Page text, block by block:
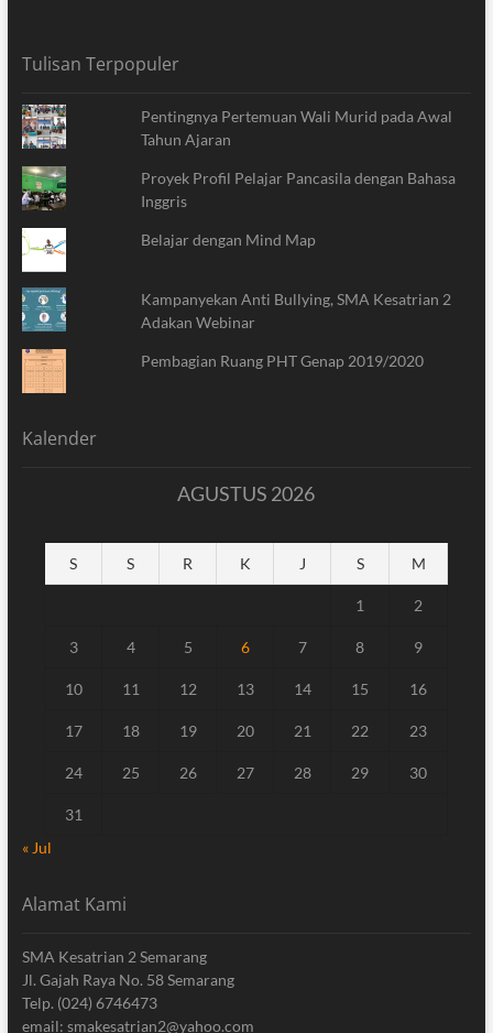
Tulisan Terpopuler
Pentingnya Pertemuan Wali Murid pada Awal
Tahun Ajaran
Proyek Profil Pelajar Pancasila dengan Bahasa
Inggris
Belajar dengan Mind Map
Kampanyekan Anti Bullying, SMA Kesatrian 2
Adakan Webinar
Pembagian Ruang PHT Genap 2019/2020
Kalender
AGUSTUS 2026
S S R K J S M
1 2
3 4 5 6 7 8 9
10 11 12 13 14 15 16
17 18 19 20 21 22 23
24 25 26 27 28 29 30
31
« Jul
Alamat Kami
SMA Kesatrian 2 Semarang
Jl. Gajah Raya No. 58 Semarang
Telp. (024) 6746473
email: smakesatrian2@yahoo.com